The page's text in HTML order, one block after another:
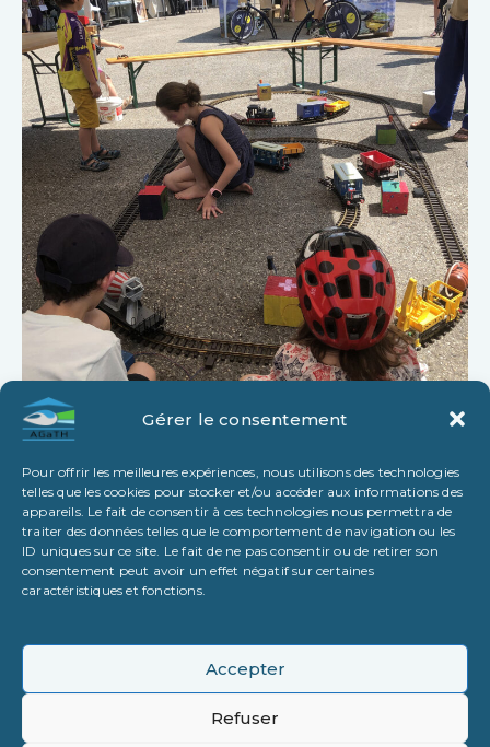
Gérer le consentement
Pour offrir les meilleures expériences, nous utilisons des technologies
telles que les cookies pour stocker et/ou accéder aux informations des
appareils. Le fait de consentir à ces technologies nous permettra de
traiter des données telles que le comportement de navigation ou les
ID uniques sur ce site. Le fait de ne pas consentir ou de retirer son
consentement peut avoir un effet négatif sur certaines
caractéristiques et fonctions.
Accepter
Refuser